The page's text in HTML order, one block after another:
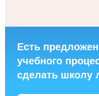
Есть
учебного
сделать школу